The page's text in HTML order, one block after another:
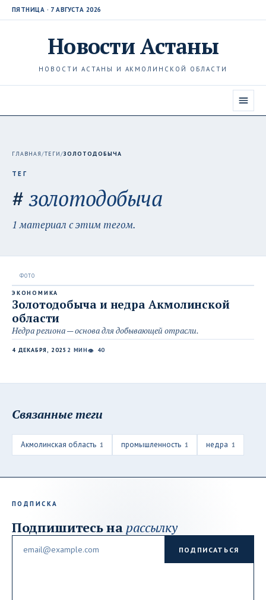
ПЯТНИЦА · 7 АВГУСТА 2026
НовостиАстаны
НОВОСТИ АСТАНЫ И АКМОЛИНСКОЙ ОБЛАСТИ
ГЛАВНАЯ/ТЕГИ/ЗОЛОТОДОБЫЧА
ТЕГ
#золотодобыча
1 материал с этим тегом.
ЭКОНОМИКА
Золотодобыча и недра Акмолинской
области
Недра региона — основа для добывающей отрасли.
4 ДЕКАБРЯ, 2025 2 МИН👁 40
Связанные теги
Акмолинская область 1 промышленность 1 недра 1
ПОДПИСКА
Подпишитесь на рассылку
ПОДПИСАТЬСЯ